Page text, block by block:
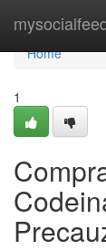
Home
Home
1